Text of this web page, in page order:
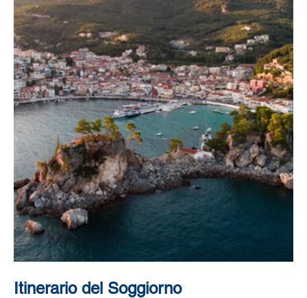
Itinerario del Soggiorno